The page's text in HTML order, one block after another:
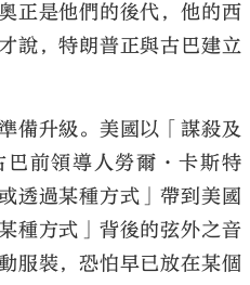
正是他們的後代，他的西
說，特朗普正與古巴建立
備升級。美國以「謀殺及
巴前領導人勞爾·卡斯特
透過某種方式」帶到美國
種方式」背後的弦外之音
服裝，恐怕早已放在某個